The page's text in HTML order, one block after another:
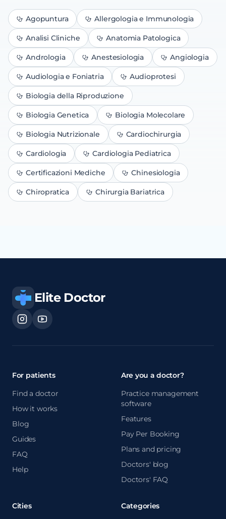
Agopuntura Allergologia e Immunologia
Analisi Cliniche Anatomia Patologica
Andrologia Anestesiologia Angiologia
Audiologia e Foniatria Audioprotesi
Biologia della Riproduzione
Biologia Genetica Biologia Molecolare
Biologia Nutrizionale Cardiochirurgia
Cardiologia Cardiologia Pediatrica
Certificazioni Mediche Chinesiologia
Chiropratica Chirurgia Bariatrica
Elite Doctor
For patients
Find a doctor
How it works
Blog
Guides
FAQ
Help
Are you a doctor?
Practice management
software
Features
Pay Per Booking
Plans and pricing
Doctors' blog
Doctors' FAQ
Cities
Categories